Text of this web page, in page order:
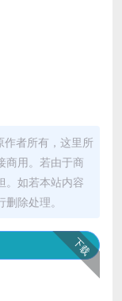
者所有，这里所
商用。若由于商
。如若本站内容
除处理。
下载